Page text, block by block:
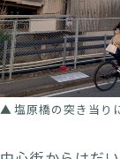
塩原橋の突き当り